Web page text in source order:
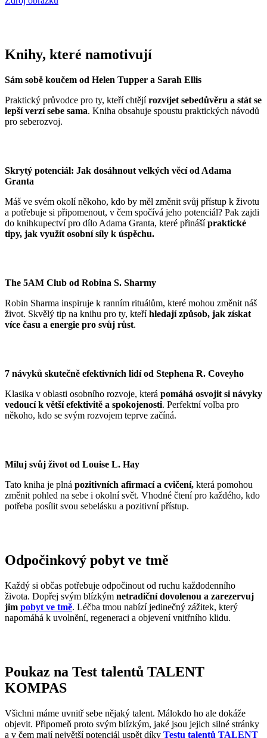
Knihy, které namotivují
Sám sobě koučem od Helen Tupper a Sarah Ellis
Praktický průvodce pro ty, kteří chtějírozvíjet sebedůvěru a stát se
lepší verzí sebe sama. Kniha obsahuje spoustu praktických návodů
pro seberozvoj.
Skrytý potenciál: Jak dosáhnout velkých věcí od Adama
Granta
Máš ve svém okolí někoho, kdo by měl změnit svůj přístup k životu
a potřebuje si připomenout, v čem spočívá jeho potenciál? Pak zajdi
do knihkupectví pro dílo Adama Granta, které přinášípraktické
tipy, jak využít osobní síly k úspěchu.
The 5AM Club od Robina S. Sharmy
Robin Sharma inspiruje k ranním rituálům, které mohou změnit náš
život. Skvělý tip na knihu pro ty, kteříhledají způsob, jak získat
více času a energie pro svůj růst.
7 návyků skutečně efektivních lidí od Stephena R. Coveyho
Klasika v oblasti osobního rozvoje, která pomáhá osvojit si návyky
vedoucí k větší efektivitě a spokojenosti. Perfektní volba pro
někoho, kdo se svým rozvojem teprve začíná.
Miluj svůj život od Louise L. Hay
Tato kniha je plná pozitivních afirmací a cvičení, která pomohou
změnit pohled na sebe i okolní svět. Vhodné čtení pro každého, kdo
potřeba posílit svou sebelásku a pozitivní přístup.
Odpočinkový pobyt ve tmě
Každý si občas potřebuje odpočinout od ruchu každodenního
života. Dopřej svým blízkým netradiční dovolenou a zarezervuj
jim pobyt ve tmě. Léčba tmou nabízí jedinečný zážitek, který
napomáhá k uvolnění, regeneraci a objevení vnitřního klidu.
Poukaz na Test talentů TALENT
KOMPAS
Všichni máme uvnitř sebe nějaký talent. Málokdo ho ale dokáže
objevit. Připomeň proto svým blízkým, jaké jsou jejich silné stránky
a v čem mají největší potenciál uspět díky Testu talentů TALENT